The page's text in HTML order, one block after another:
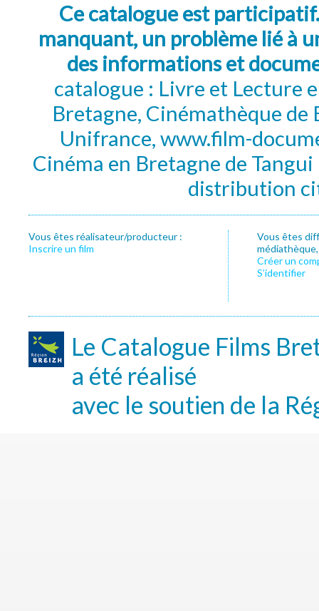
Ce catalogue est
manquant, un problème lié à
des informations et
catalogue : Livre et Lecture
Bretagne, Cinémathèque de
Unifrance, www.film-
Cinéma en Bretagne de
distribution
Vous êtes réalisateur/producteur :
Inscrire un film
Vous êtes
Créer un
S’identifier
Le Catalogue Films
a été réalisé
avec le soutien de la